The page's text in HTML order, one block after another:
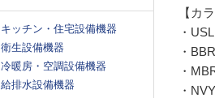
キッチン・住宅設備機器
衛生設備機器
冷暖房・空調設備機器
給排水設備機器
【カ
・
・
・
・